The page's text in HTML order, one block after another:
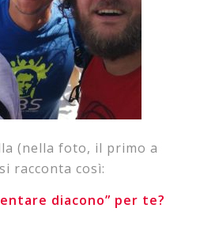
(nella foto, il primo a
racconta così:
diacono” per te?